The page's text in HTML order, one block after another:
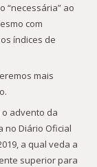
“necessária” ao
com
índices de
mais
advento da
no Diário Oficial
a qual veda a
superior para